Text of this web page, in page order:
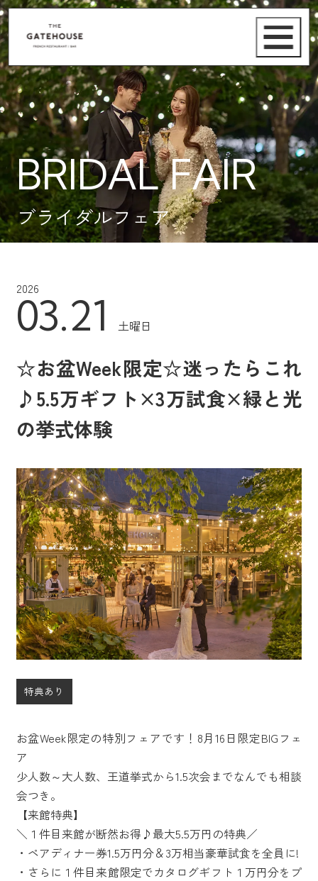
BRIDAL FAIR
ブライダルフェア
2026
03.21 土曜日
☆お盆Week限定☆迷ったらこれ
♪5.5万ギフト×3万試食×緑と光
の挙式体験
特典あり
お盆Week限定の特別フェアです！8月16日限定BIGフェ
ア
少人数～大人数、王道挙式から1.5次会までなんでも相談
会つき。
【来館特典】
＼１件目来館が断然お得♪最大5.5万円の特典／
・ペアディナー券1.5万円分＆3万相当豪華試食を全員に!
・さらに１件目来館限定でカタログギフト１万円分をプ